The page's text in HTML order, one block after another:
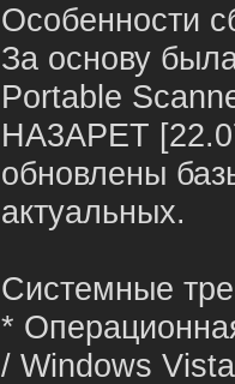
Особенности
За основу
Portable
HA3APET
обновлены
актуальных.
Системные
*
/ Windows